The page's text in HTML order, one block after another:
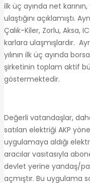
ilk üç ayında net
ulaştığını açıklamıştı.
Çalık-Kiler, Zorlu, Aksa,
karlara ulaşmışlardır.
yılının ilk üç ayında
şirketinin toplam aktif
göstermektedir.
Değerli vatandaşlar,
satılan elektriği AKP
uygulamaya aldığı
aracılar vasıtasıyla
devlet yerine yandaş/
açmıştır. Bu uygulama